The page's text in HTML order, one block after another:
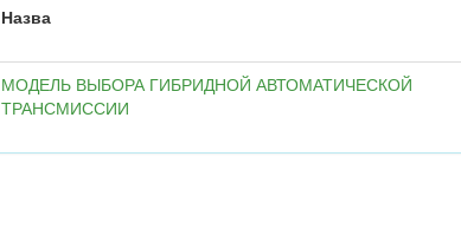
Назва
МОДЕЛЬ ВЫБОРА ГИБРИДНОЙ АВТОМАТИЧЕСКОЙ
ТРАНСМИССИИ